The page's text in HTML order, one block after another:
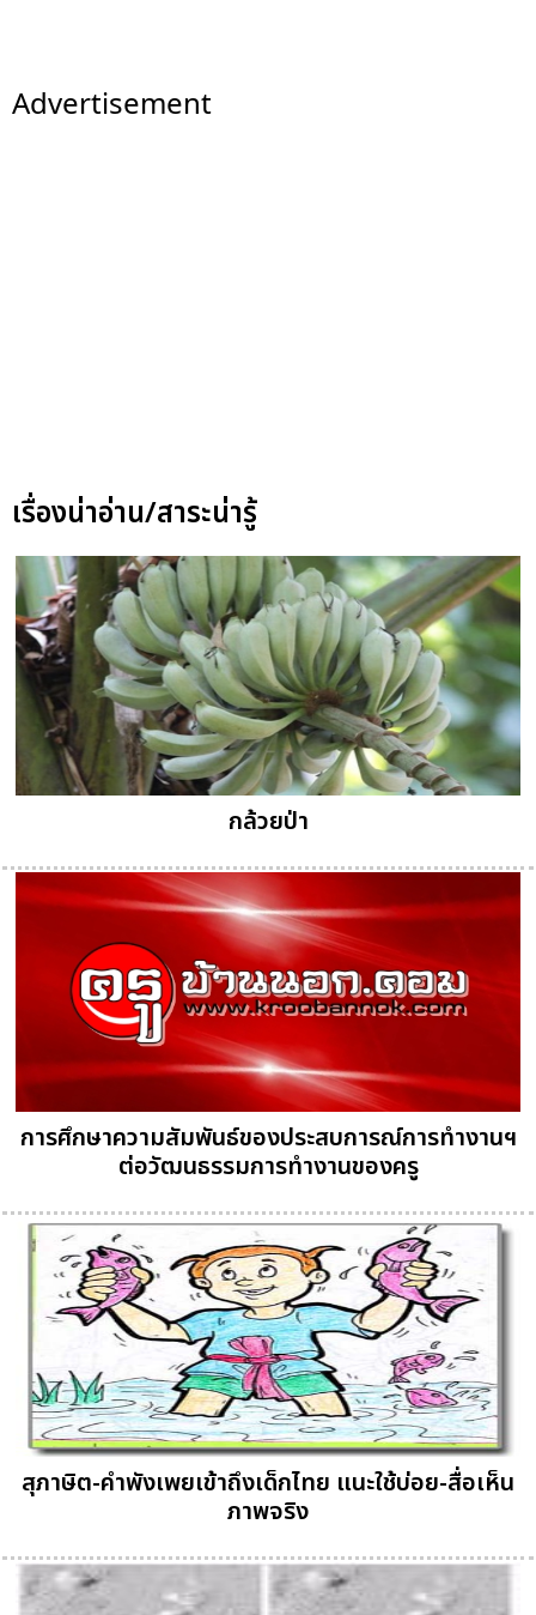
Advertisement
เรื่องน่าอ่าน/สาระน่ารู้
กล้วยป่า
การศึกษาความสัมพันธ์ของประสบการณ์การทำงานฯ
ต่อวัฒนธรรมการทำงานของครู
สุภาษิต-คำพังเพยเข้าถึงเด็กไทย แนะใช้บ่อย-สื่อเห็น
ภาพจริง